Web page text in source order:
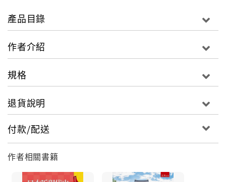
所指「臺灣文化論」本質，並討論「臺灣文化協會」舉
辦的諸多文化活動，所帶動的社會轉變及引發效應。而
民報》、《民俗臺灣》等報刊文章亦反映了臺灣知識份
的反應與改革的企盼。書中並從農民運動的發生，窺探
的文學作品，剖析其思想本質及鄉土意義。這些知識份
子所接觸與創造的各種文化及社會面向，即為臺灣「近
代化」的指標。
產品目錄
作者介紹
規格
退貨說明
付款/配送
作者相關書籍